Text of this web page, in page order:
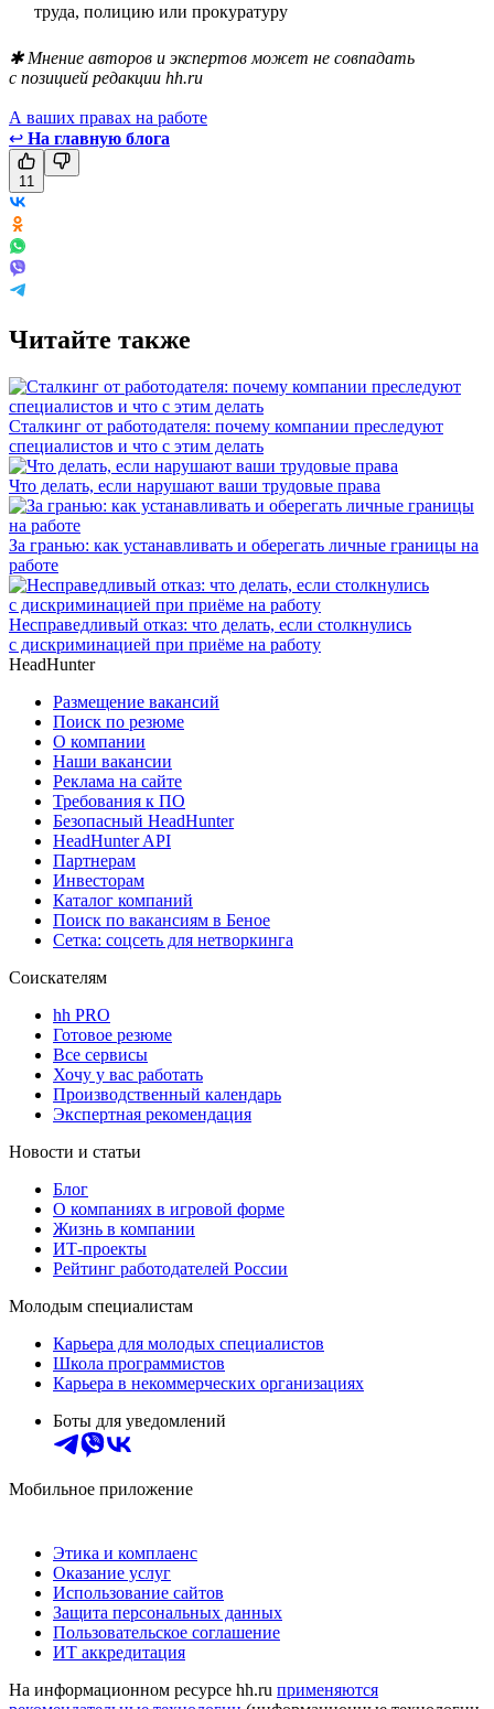
труда, полицию или прокуратуру
✱ Мнение авторов и экспертов может не совпадать
с позицией редакции hh.ru
А ваших правах на работе
↩ На главную блога
11
Читайте также
Сталкинг от работодателя: почему компании преследуют
специалистов и что с этим делать
Что делать, если нарушают ваши трудовые права
За гранью: как устанавливать и оберегать личные границы на
работе
Несправедливый отказ: что делать, если столкнулись
с дискриминацией при приёме на работу
HeadHunter
Размещение вакансий
Поиск по резюме
О компании
Наши вакансии
Реклама на сайте
Требования к ПО
Безопасный HeadHunter
HeadHunter API
Партнерам
Инвесторам
Каталог компаний
Поиск по вакансиям в Беное
Сетка: соцсеть для нетворкинга
Соискателям
hh PRO
Готовое резюме
Все сервисы
Хочу у вас работать
Производственный календарь
Экспертная рекомендация
Новости и статьи
Блог
О компаниях в игровой форме
Жизнь в компании
ИТ-проекты
Рейтинг работодателей России
Молодым специалистам
Карьера для молодых специалистов
Школа программистов
Карьера в некоммерческих организациях
Боты для уведомлений
Мобильное приложение
Этика и комплаенс
Оказание услуг
Использование сайтов
Защита персональных данных
Пользовательское соглашение
ИТ аккредитация
На информационном ресурсе hh.ru применяются